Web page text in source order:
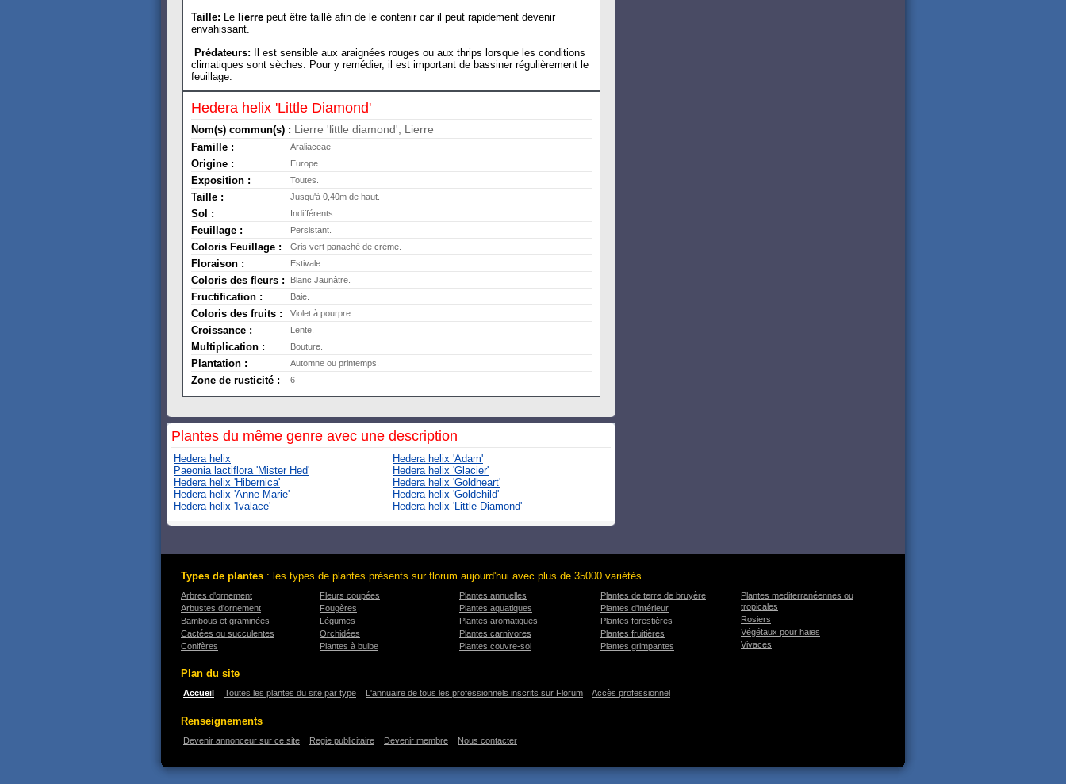
Taille: Le lierre peut être taillé afin de le contenir car il peut rapidement devenir
envahissant.
Prédateurs: Il est sensible aux araignées rouges ou aux thrips lorsque les conditions
climatiques sont sèches. Pour y remédier, il est important de bassiner régulièrement le
feuillage.
Hedera helix 'Little Diamond'
Nom(s) commun(s) : Lierre 'little diamond', Lierre
Famille : Araliaceae
Origine : Europe.
Exposition : Toutes.
Taille : Jusqu'à 0,40m de haut.
Sol : Indifférents.
Feuillage : Persistant.
Coloris Feuillage : Gris vert panaché de crème.
Floraison : Estivale.
Coloris des fleurs : Blanc Jaunâtre.
Fructification : Baie.
Coloris des fruits : Violet à pourpre.
Croissance : Lente.
Multiplication : Bouture.
Plantation : Automne ou printemps.
Zone de rusticité : 6
Plantes du même genre avec une description
Hedera helix
Paeonia lactiflora 'Mister Hed'
Hedera helix 'Hibernica'
Hedera helix 'Anne-Marie'
Hedera helix 'Ivalace'
Hedera helix 'Adam'
Hedera helix 'Glacier'
Hedera helix 'Goldheart'
Hedera helix 'Goldchild'
Hedera helix 'Little Diamond'
Types de plantes : les types de plantes présents sur florum aujourd'hui avec plus de 35000 variétés.
Arbres d'ornement
Arbustes d'ornement
Bambous et graminées
Cactées ou succulentes
Conifères
Fleurs coupées
Fougères
Légumes
Orchidées
Plantes à bulbe
Plantes annuelles
Plantes aquatiques
Plantes aromatiques
Plantes carnivores
Plantes couvre-sol
Plantes de terre de bruyère
Plantes d'intérieur
Plantes forestières
Plantes fruitières
Plantes grimpantes
Plantes mediterranéennes ou
tropicales
Rosiers
Végétaux pour haies
Vivaces
Plan du site
Accueil Toutes les plantes du site par type L'annuaire de tous les professionnels inscrits sur Florum Accès professionnel
Renseignements
Devenir annonceur sur ce site Regie publicitaire Devenir membre Nous contacter